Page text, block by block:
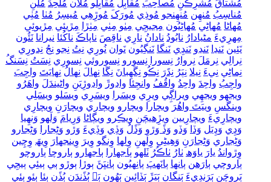
مُشتاقُ مُشرِڪَنِ مُصاحِبَ مُقابِل مُقابِلو مُلان مُلحِدَ مُلَنِ
مُناسِبُ مُنھِن مُنھِنجو مُوذِي مُورَکَ مُوڙِهِي مُيسِرُ مُٺا مُٺِي
مُھاڻا مُھاڻِي مُھاڻِيُون مِجيجِي مِٺو مِٺِي مِٺِڙا مِڙيئِي مِڙيوئِي
مِھرِيءَ مڻيادارُ نابُودُ نادانُ نارِي ناقِصَ ناپاڪَ ناکُئا نيرانا نَئُون
نَئِين نَنڍا نَنڍو نَنڍِي نَنگا نَنگِيُون نَوان نُورِي نِتُ نِجو نِجُ نِدورِي
نِرالِي نِرمَلَ نِروارُ نِسورا نِسورو نِسوروئي نِسورِي نِسَتُ نِسَنگُ
نِماڻِي نِيءَ نِيلا نِٻَرُ نِڌَرَ نِڪُو نِگَھِبانَ نِڱا نِھالَ نِھالُ نِھايَتَ واجِبَ
واجِبُ واحِدَ واحِدُ واقُفُ وانجِئا واڍوڙَ واڍوڙِيَنِ واڻيندَلَ واھَرُو
ويجهو ويجهِي ويراڳِي ويرِي ويسَرا ويسَرِي ويسَلو ويسَلِي
وينگَسِ وييَتَ واھُرَ ويچارا ويچارو ويچاري ويچارَنِ ويچارِي
ويچارِيءَ ويچارِيين ويڙِهيچَنِ ويڪِرو ويڳاڻا وَرِيامَ وَلَهو وَنھِيا
وَڍِي وَڍِيَل وَڏا وَڏو وَڏَ وَڙو وَڏَلُ وَڏِي وَڏِيءَ وَڙو وَڻِجارا
وَڻِجارو
وَڻِجاري وَڻِجارَنِ وَھِيڻِي وِلَهنِ وِلِها وِنگو وِيرَ وِينجهارَ وِيھَ وِچِين
وِڙواندُ يارَ ياوَھ ٺارُ ٺاڪُرُ ٺَلهو ٻاجهارا ٻاجهارو ٻاروچا ٻاروچو
ٻاروچي ٻارَھن ٻانها ٻانَهپَ ٻانِهيُون ٻانڀَڻَ ٻوڙا ٻوڙو ٻي ٻيئِي ٻيجِي
ٻَروچَنِ ٻَرَندِيءَ ٻَنگان ٻَيَڙَ ٻَڏائِين ٻَھُون ٻَہ ٻُڏَندَنِ ٻُڏَنِ ٻِئا ٻِئو ٻِئي